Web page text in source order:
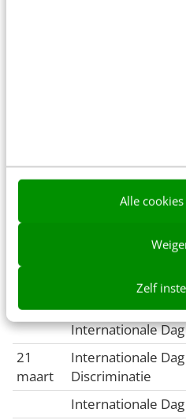
Alle
Zelf
maart
Dag van de Zorg
Wereldverteldag
Internationale
21
maart
Internationale
Discriminatie
Internationale